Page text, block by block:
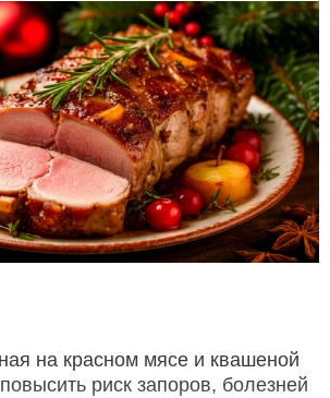
на красном мясе и квашеной
риск запоров, болезней